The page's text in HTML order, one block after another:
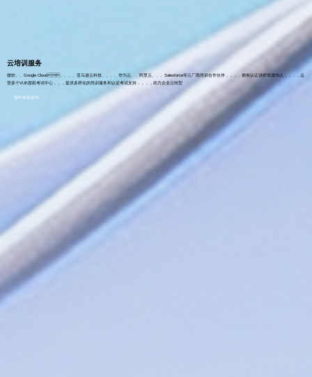
云培训服务
微软、、Google Cloud、、、、亚马逊云科技、、、、华为云、、阿里云、、、Salesforce等云厂商培训合作伙伴，，，，拥有认证讲师资源70人，，，，运
营多个VUE授权考试中心，，，提供多样化的培训服务和认证考试支持，，，，助力企业云转型
预约专家咨询